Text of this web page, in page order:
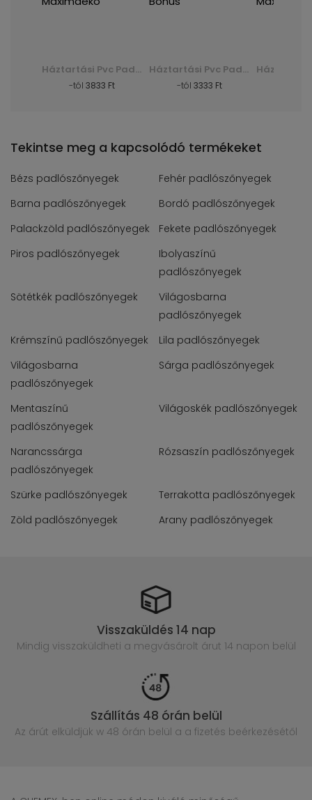
Háztartási Pvc Padló 562-04 Maximaeko
-tól 3833 Ft
Háztartási Pvc Padló 482-02 Bonus
-tól 3333 Ft
Tekintse meg a kapcsolódó termékeket
Bézs padlószőnyegek
Fehér padlószőnyegek
Barna padlószőnyegek
Bordó padlószőnyegek
Palackzöld padlószőnyegek
Fekete padlószőnyegek
Piros padlószőnyegek
Ibolyaszínű
padlószőnyegek
Sötétkék padlószőnyegek
Világosbarna
padlószőnyegek
Krémszínű padlószőnyegek
Lila padlószőnyegek
Világosbarna
padlószőnyegek
Sárga padlószőnyegek
Mentaszínű
padlószőnyegek
Világoskék padlószőnyegek
Narancssárga
padlószőnyegek
Rózsaszín padlószőnyegek
Szürke padlószőnyegek
Terrakotta padlószőnyegek
Zöld padlószőnyegek
Arany padlószőnyegek
Visszaküldés 14 nap
Mindig visszaküldheti a megvásárolt árut 14 napon belül
Szállítás 48 órán belül
Az árút elküldjük w 48 órán belül a a fizetés beérkezésétől